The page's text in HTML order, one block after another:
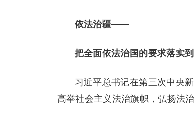
依法治疆——
把全面依法治国的要求落实
习近平总书记在第三次中央
高举社会主义法治旗帜，弘扬法